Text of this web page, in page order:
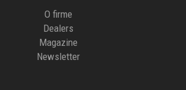
O firme
Dealers
Magazine
Newsletter